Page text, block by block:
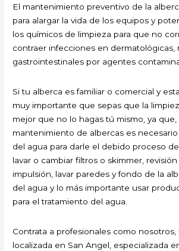
El mantenimiento preventivo de la
para alargar la vida de los equipos y
los químicos de limpieza para que no
contraer infecciones en dermatológicas,
gastrointestinales por agentes
Si tu alberca es familiar o comercial y
muy importante que sepas que la
mejor que no lo hagas tú mismo, ya
mantenimiento de albercas es
del agua para darle el debido proceso
lavar o cambiar filtros o skimmer,
impulsión, lavar paredes y fondo de la
del agua y lo más importante usar
para el tratamiento del agua.
Contrata a profesionales como nosotros,
localizada en San Angel, especializada